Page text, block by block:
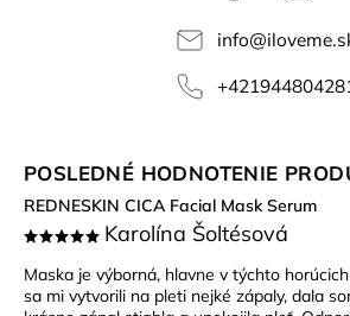
info@
POSLEDNÉ HODNOTENIE
REDNESKIN CICA Facial Mask Serum
Karolína Šoltésová
Maska je výborná, hlavne v týchto
sa mi vytvorili na pleti nejké zápaly, dala